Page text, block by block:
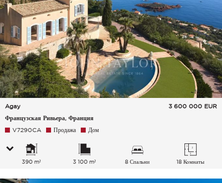
Agay
Французская Ривьера, Франция
3 600 000 EUR
V7290CA Продажа Дом
390 m² 3 100 m² 8 Спальни 18 Комнаты